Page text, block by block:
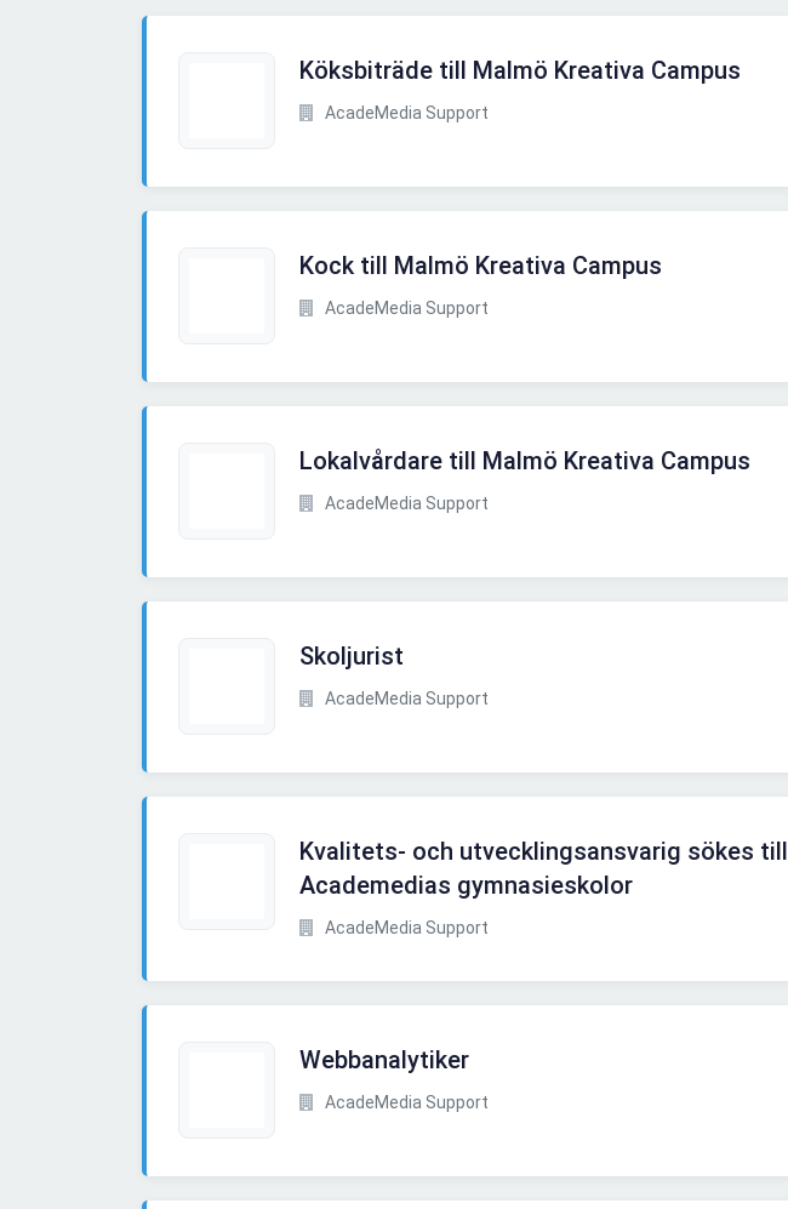
Köksbiträde till Malmö Kreativa Campus
AcadeMedia Support
Kock till Malmö Kreativa Campus
AcadeMedia Support
Lokalvårdare till Malmö Kreativa Campus
AcadeMedia Support
Skoljurist
AcadeMedia Support
Kvalitets- och utvecklingsansvarig sökes till
Academedias gymnasieskolor
AcadeMedia Support
Webbanalytiker
AcadeMedia Support